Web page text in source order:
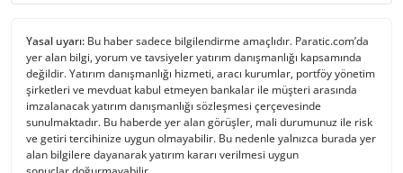
Yasal uyarı: Bu haber sadece bilgilendirme amaçlıdır. Paratic.com’da
yer alan bilgi, yorum ve tavsiyeler yatırım danışmanlığı kapsamında
değildir. Yatırım danışmanlığı hizmeti, aracı kurumlar, portföy yönetim
şirketleri ve mevduat kabul etmeyen bankalar ile müşteri arasında
imzalanacak yatırım danışmanlığı sözleşmesi çerçevesinde
sunulmaktadır. Bu haberde yer alan görüşler, mali durumunuz ile risk
ve getiri tercihinize uygun olmayabilir. Bu nedenle yalnızca burada yer
alan bilgilere dayanarak yatırım kararı verilmesi uygun